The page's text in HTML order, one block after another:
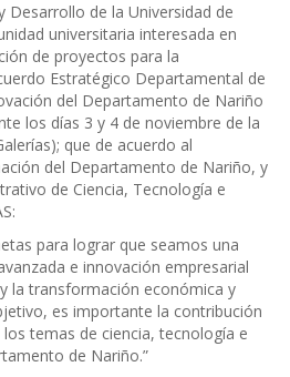
Desarrollo de la Universidad de
universitaria interesada en
de proyectos para la
Estratégico Departamental de
del Departamento de Nariño
los días 3 y 4 de noviembre de la
que de acuerdo al
del Departamento de Nariño, y
de Ciencia, Tecnología e
para lograr que seamos una
e innovación empresarial
la transformación económica y
es importante la contribución
temas de ciencia, tecnología e
de Nariño.”